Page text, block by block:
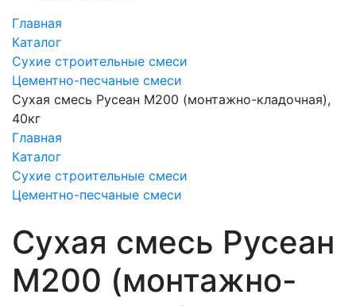
Главная
Каталог
Сухие строительные смеси
Цементно-песчаные смеси
Сухая смесь Русеан М200 (монтажно-кладочная),
40кг
Главная
Каталог
Сухие строительные смеси
Цементно-песчаные смеси
Сухая смесь Русеан
М200 (монтажно-